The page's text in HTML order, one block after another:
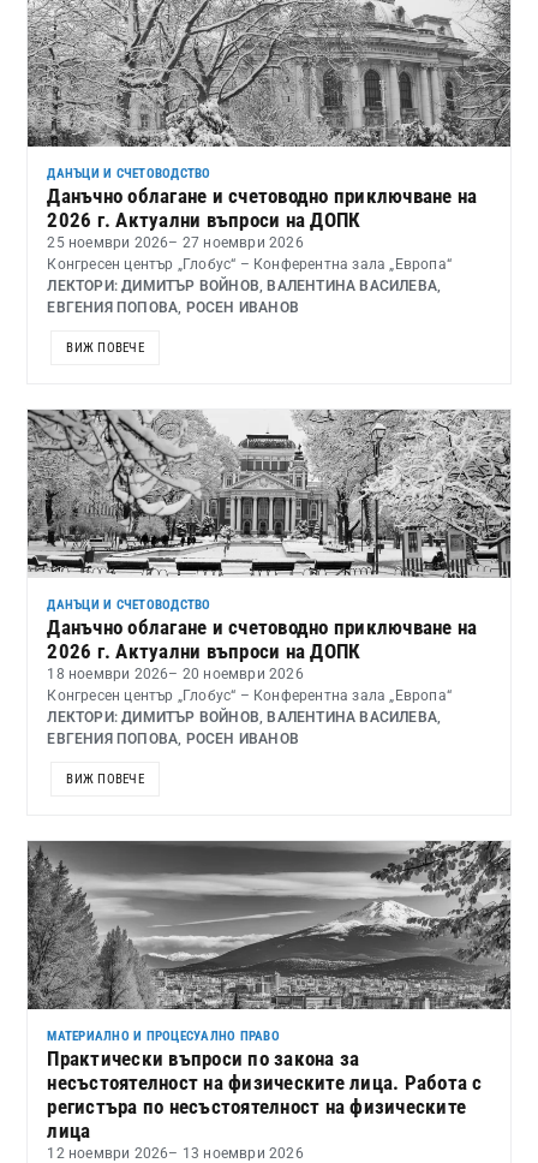
ДАНЪЦИ И СЧЕТОВОДСТВО
Данъчно облагане и счетоводно приключване на
2026 г. Актуални въпроси на ДОПК
25 ноември 2026– 27 ноември 2026
Конгресен център „Глобус“ – Конферентна зала „Европа“
ЛЕКТОРИ: ДИМИТЪР ВОЙНОВ, ВАЛЕНТИНА ВАСИЛЕВА,
ЕВГЕНИЯ ПОПОВА, РОСЕН ИВАНОВ
ВИЖ ПОВЕЧЕ
ДАНЪЦИ И СЧЕТОВОДСТВО
Данъчно облагане и счетоводно приключване на
2026 г. Актуални въпроси на ДОПК
18 ноември 2026– 20 ноември 2026
Конгресен център „Глобус“ – Конферентна зала „Европа“
ЛЕКТОРИ: ДИМИТЪР ВОЙНОВ, ВАЛЕНТИНА ВАСИЛЕВА,
ЕВГЕНИЯ ПОПОВА, РОСЕН ИВАНОВ
ВИЖ ПОВЕЧЕ
МАТЕРИАЛНО И ПРОЦЕСУАЛНО ПРАВО
Практически въпроси по закона за
несъстоятелност на физическите лица. Работа с
регистъра по несъстоятелност на физическите
лица
12 ноември 2026– 13 ноември 2026